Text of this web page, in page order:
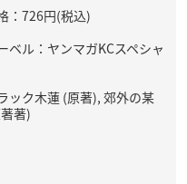
：726円(税込)
ベル：ヤンマガKCスペシャ
ック木蓮 (原著), 郊外の某
著)